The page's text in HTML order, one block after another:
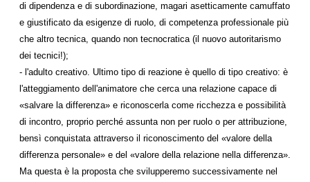
di dipendenza e di subordinazione, magari asetticamente camuffato
e giustificato da esigenze di ruolo, di competenza professionale più
che altro tecnica, quando non tecnocratica (il nuovo autoritarismo
dei tecnici!);
- l'adulto creativo. Ultimo tipo di reazione è quello di tipo creativo: è
l'atteggiamento dell'animatore che cerca una relazione capace di
«salvare la differenza» e riconoscerla come ricchezza e possibilità
di incontro, proprio perché assunta non per ruolo o per attribuzione,
bensì conquistata attraverso il riconoscimento del «valore della
differenza personale» e del «valore della relazione nella differenza».
Ma questa è la proposta che svilupperemo successivamente nel